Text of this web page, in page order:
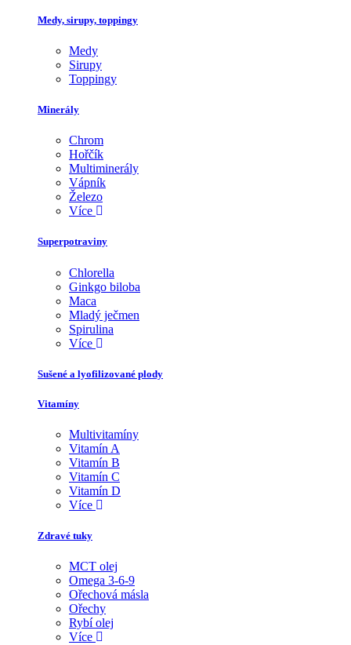
Medy, sirupy, toppingy
Medy
Sirupy
Toppingy
Minerály
Chrom
Hořčík
Multiminerály
Vápník
Železo
Více
Superpotraviny
Chlorella
Ginkgo biloba
Maca
Mladý ječmen
Spirulina
Více
Sušené a lyofilizované plody
Vitamíny
Multivitamíny
Vitamín A
Vitamín B
Vitamín C
Vitamín D
Více
Zdravé tuky
MCT olej
Omega 3-6-9
Ořechová másla
Ořechy
Rybí olej
Více